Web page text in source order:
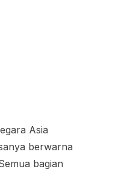
Asia
berwarna
bagian